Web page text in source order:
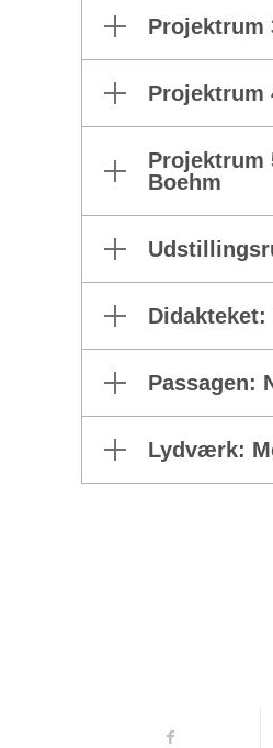
Projektrum
Projektrum
Projektrum
Boehm
Didakteket:
Passagen:
Lydværk: